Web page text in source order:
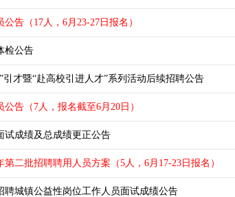
告（17人，6月23-27日报名）
检公告
才暨“赴高校引进人才”系列活动后续招聘公告
告（7人，报名截至6月20日）
试成绩及总成绩更正公告
二批招聘聘用人员方案（5人，6月17-23日报名）
聘城镇公益性岗位工作人员面试成绩公告